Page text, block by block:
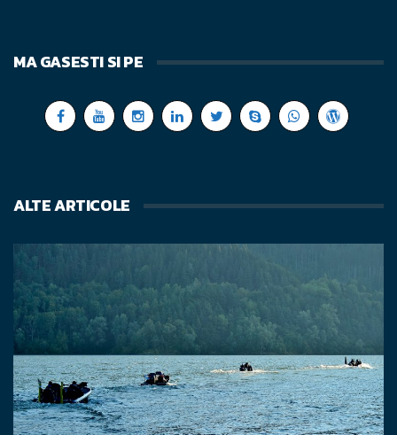
MA GASESTI SI PE
ALTE ARTICOLE